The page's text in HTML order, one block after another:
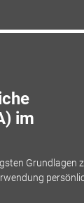
im
Grundlagen